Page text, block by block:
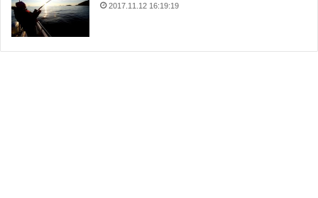
2017.11.12 16:19:19